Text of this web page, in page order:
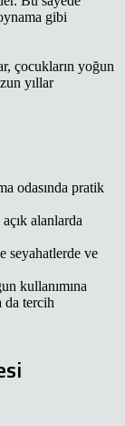
gibi
çocukların yoğun
yıllar
odasında pratik
alanlarda
seyahatlerde ve
kullanımına
da tercih